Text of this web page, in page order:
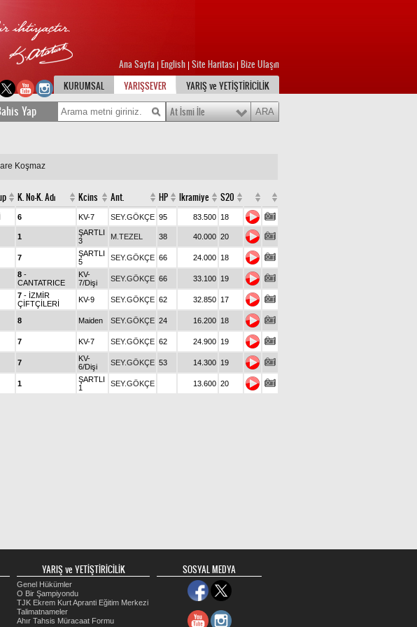
Ana Sayfa English Site Haritası Bize Ulaşın
KURUMSAL
YARIŞSEVER YARIŞ ve YETİŞTİRİCİLİK
Yap At İsmi İle
Koşmaz
K. No-K. Adı Kcins Ant. HP Ikramiye S20
6 KV-7 SEY.GÖKÇE 95 83.500 18
1
ŞARTLI
3
M.TEZEL 38 40.000 20
7
ŞARTLI
5
SEY.GÖKÇE 66 24.000 18
8 -
CANTATRICE
KV-
7/Dişi
SEY.GÖKÇE 66 33.100 19
7 - İZMİR
ÇİFTÇİLERİ
KV-9 SEY.GÖKÇE 62 32.850 17
8 Maiden SEY.GÖKÇE 24 16.200 18
7 KV-7 SEY.GÖKÇE 62 24.900 19
7
KV-
6/Dişi
SEY.GÖKÇE 53 14.300 19
1
ŞARTLI
1
SEY.GÖKÇE 13.600 20
YARIŞ ve YETİŞTİRİCİLİK
Genel Hükümler
O Bir Şampiyondu
TJK Ekrem Kurt Apranti Eğitim Merkezi
Talimatnameler
Ahır Tahsis Müracaat Formu
SOSYAL MEDYA